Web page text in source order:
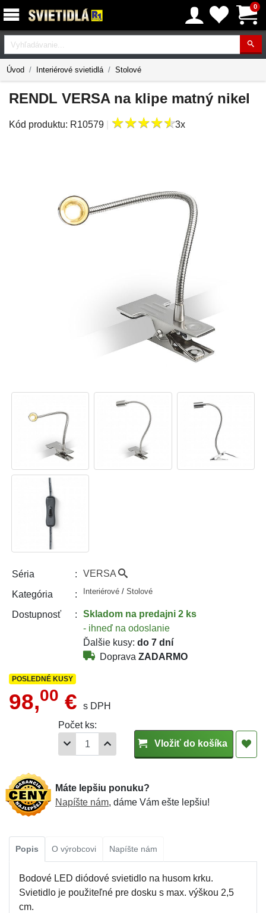
0
Vyhľadávanie
Úvod Interiérové svietidlá Stolové
RENDL VERSA na klipe matný nikel
Kód produktu: R10579 ★★★★★
★★★★★3x
Séria VERSA
Kategória Interiérové / Stolové
Dostupnosť Skladomna predajni 2 ks
- ihneď na odoslanie
Ďalšie kusy: do 7 dní
Doprava ZADARMO
POSLEDNÉ KUSY
98,00 €
s DPH
Počet ks:
Vložiť do košíka
Máte lepšiu ponuku?
Napíšte nám, dáme Vám ešte lepšiu!
Popis O výrobcovi Napíšte nám
Bodové LED diódové svietidlo na husom krku.
Svietidlo je použiteľné pre dosku s max. výškou 2,5
cm.